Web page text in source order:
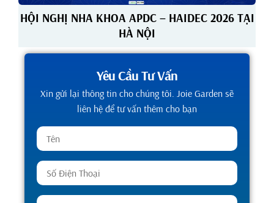
HỘI NGHỊ NHA KHOA APDC – HAIDEC 2026 TẠI
HÀ NỘI
Yêu Cầu Tư Vấn
Xin gửi lại thông tin cho chúng tôi. Joie Garden sẽ
liên hệ để tư vấn thêm cho bạn